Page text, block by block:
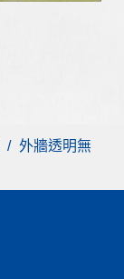
/ 外牆透明無